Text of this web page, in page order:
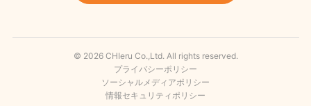
© 2026 CHIeru Co.,Ltd. All rights reserved.
プライバシーポリシー
ソーシャルメディアポリシー
情報セキュリティポリシー